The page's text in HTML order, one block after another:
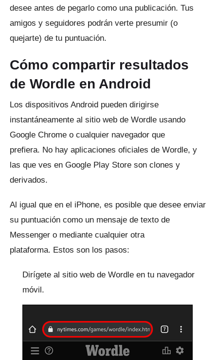
desee antes de pegarlo como una publicación. Tus
amigos y seguidores podrán verte presumir (o
quejarte) de tu puntuación.
Cómo compartir resultados
de Wordle en Android
Los dispositivos Android pueden dirigirse
instantáneamente al sitio web de Wordle usando
Google Chrome o cualquier navegador que
prefiera. No hay aplicaciones oficiales de Wordle, y
las que ves en Google Play Store son clones y
derivados.
Al igual que en el iPhone, es posible que desee enviar
su puntuación como un mensaje de texto de
Messenger o mediante cualquier otra
plataforma. Estos son los pasos:
Dirígete al sitio web de Wordle en tu navegador
móvil.